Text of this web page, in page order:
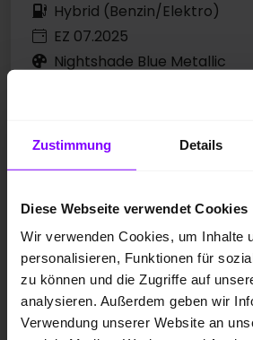
Zustimmung Details
Diese Webseite verwendet Cookies
Wir verwenden Cookies, um Inhalte
personalisieren, Funktionen für
zu können und die Zugriffe auf
analysieren. Außerdem geben wir
Verwendung unserer Website an
Hybrid (Benzin/Elektro)
EZ 07.2025
Nightshade Blue Metallic
Automatik
VIRTUAL COCKPIT
Preis inkl. MwSt.
39.966,00 EUR